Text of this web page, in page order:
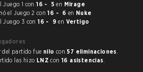
ganó el Juego 1 con 16 - 5 en Mirage
ganó el Juego 2 con 16 - 6 en Nuke
ganó el Juego 3 con 16 - 9 en Vertigo
del partido fue nilo con57 eliminaciones.
las hizo LNZ con 16 asistencias.